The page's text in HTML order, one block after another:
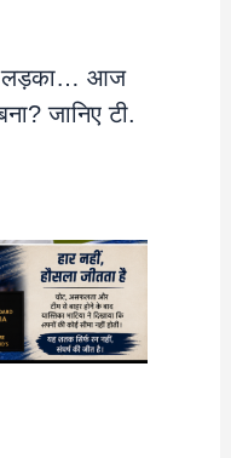
लड़का… आज
जानिए टी.